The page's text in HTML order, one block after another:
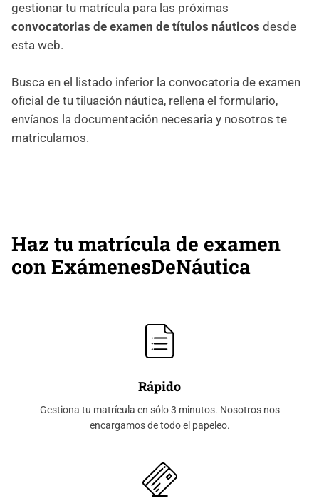
gestionar tu matrícula para las próximas
convocatorias de examen de títulos náuticos desde
esta web.
Busca en el listado inferior la convocatoria de examen
oficial de tu tiluación náutica, rellena el formulario,
envíanos la documentación necesaria y nosotros te
matriculamos.
Haz tu matrícula de examen
con ExámenesDeNáutica
Rápido
Gestiona tu matrícula en sólo 3 minutos. Nosotros nos
encargamos de todo el papeleo.